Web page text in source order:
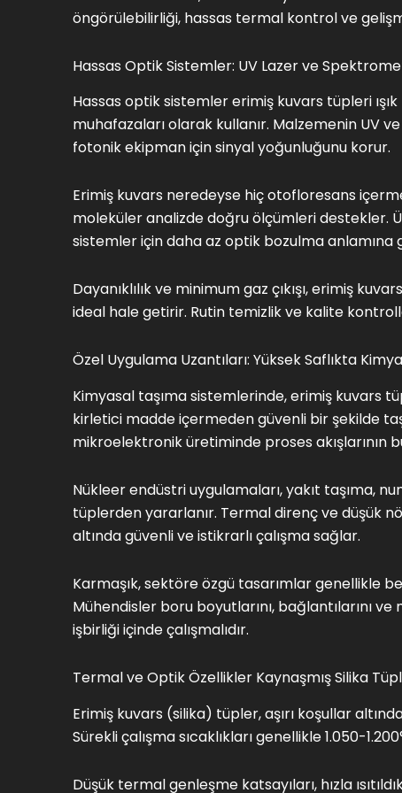
öngörülebilirliği, hassas termal kontrol ve
Hassas Optik Sistemler: UV Lazer ve
Hassas optik sistemler erimiş kuvars tüpleri
muhafazaları olarak kullanır. Malzemenin UV
fotonik ekipman için sinyal yoğunluğunu korur.
Erimiş kuvars neredeyse hiç otofloresans
moleküler analizde doğru ölçümleri destekler.
sistemler için daha az optik bozulma anlamına
Dayanıklılık ve minimum gaz çıkışı, erimiş
ideal hale getirir. Rutin temizlik ve kalite
Özel Uygulama Uzantıları: Yüksek Saflıkta
Kimyasal taşıma sistemlerinde, erimiş kuvars
kirletici madde içermeden güvenli bir şekilde
mikroelektronik üretiminde proses akışlarının
Nükleer endüstri uygulamaları, yakıt taşıma,
tüplerden yararlanır. Termal direnç ve düşük
altında güvenli ve istikrarlı çalışma sağlar.
Karmaşık, sektöre özgü tasarımlar genellikle
Mühendisler boru boyutlarını, bağlantılarını
işbirliği içinde çalışmalıdır.
Termal ve Optik Özellikler Kaynaşmış Silika
Erimiş kuvars (silika) tüpler, aşırı koşullar
Sürekli çalışma sıcaklıkları genellikle 1.050-
Düşük termal genleşme katsayıları, hızla